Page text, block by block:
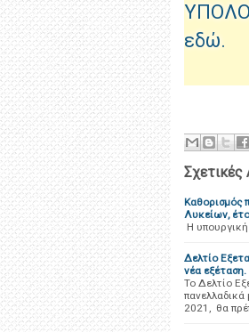
εδώ.
Σχετικές
Καθορισμός
Λυκείων,
Η
Δελτίο
νέα εξέταση.
Το Δελτίο
2021, θα